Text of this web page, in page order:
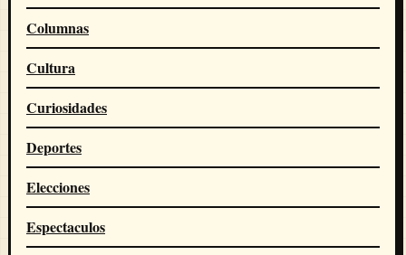
Columnas
Cultura
Curiosidades
Deportes
Elecciones
Espectaculos